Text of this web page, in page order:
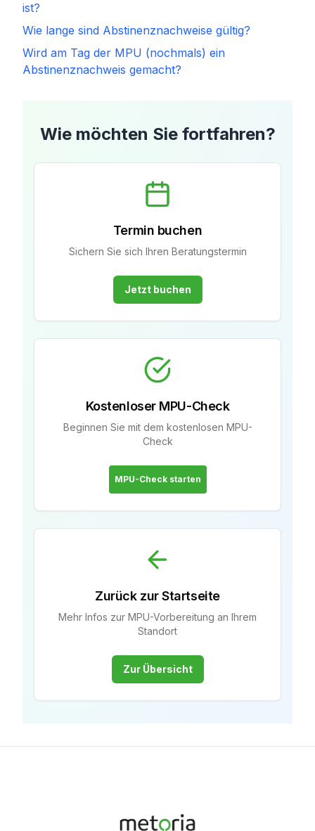
ist?
Wie lange sind Abstinenznachweise gültig?
Wird am Tag der MPU (nochmals) ein
Abstinenznachweis gemacht?
Wie möchten Sie fortfahren?
Termin buchen
Sichern Sie sich Ihren Beratungstermin
Jetzt buchen
Kostenloser MPU-Check
Beginnen Sie mit dem kostenlosen MPU-
Check
MPU-Check starten
Zurück zur Startseite
Mehr Infos zur MPU-Vorbereitung an Ihrem
Standort
Zur Übersicht